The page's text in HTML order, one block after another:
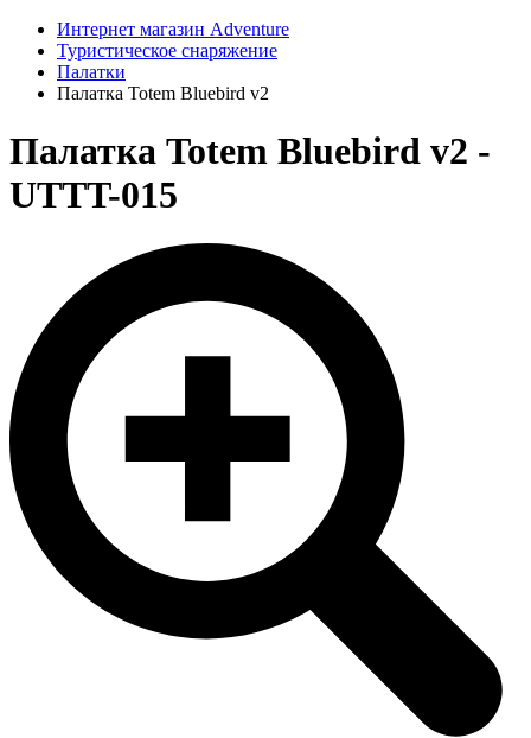
Интернет магазин Adventure
Туристическое снаряжение
Палатки
Палатка Totem Bluebird v2
Палатка Totem Bluebird v2 -
UTTT-015